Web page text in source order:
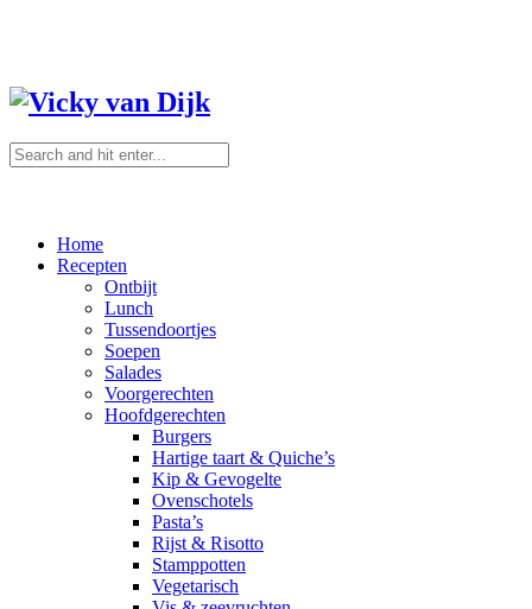
Home
Recepten
Ontbijt
Lunch
Tussendoortjes
Soepen
Salades
Voorgerechten
Hoofdgerechten
Burgers
Hartige taart & Quiche’s
Kip & Gevogelte
Ovenschotels
Pasta’s
Rijst & Risotto
Stamppotten
Vegetarisch